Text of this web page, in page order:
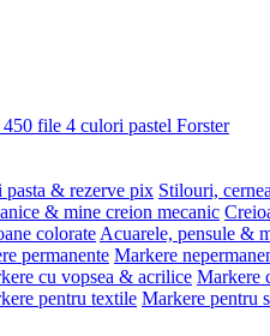
file 4 culori pastel Forster
& rezerve pix Stilouri,
& mine creion mecanic
colorate Acuarele, pensule &
permanente Markere
cu vopsea & acrilice Markere
pentru textile Markere pentru